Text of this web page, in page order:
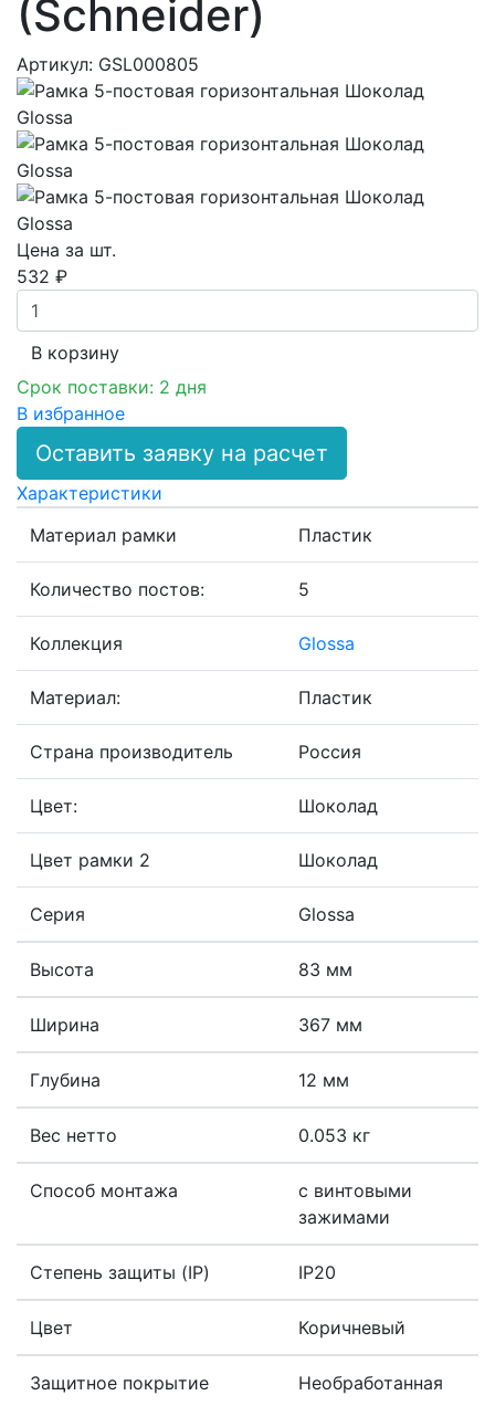
(Schneider)
Артикул: GSL000805
Цена за шт.
532 ₽
В корзинy
Срок поставки: 2 дня
В избранное
Оставить заявку на расчет
Характеристики
Материал рамки
Пластик
Количество постов: 5
Коллекция Glossa
Материал: Пластик
Страна производитель Россия
Цвет: Шоколад
Цвет рамки 2 Шоколад
Серия Glossa
Высота 83 мм
Ширина 367 мм
Глубина 12 мм
Вес нетто 0.053 кг
Способ монтажа
с винтовыми
зажимами
Степень защиты (IP) IP20
Цвет Коричневый
Защитное покрытие
Необработанная